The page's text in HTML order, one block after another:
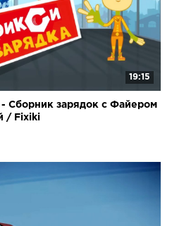
19:15
Сборник зарядок с Файером
/ Fixiki